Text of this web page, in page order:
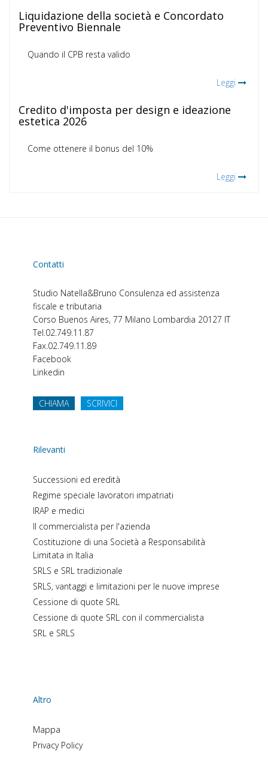
Liquidazione della società e Concordato
Preventivo Biennale
Quando il CPB resta valido
Leggi
Credito d'imposta per design e ideazione
estetica 2026
Come ottenere il bonus del 10%
Leggi
Contatti
Studio Natella&Bruno Consulenza ed assistenza
fiscale e tributaria
Corso Buenos Aires, 77 Milano Lombardia 20127 IT
Tel.02.749.11.87
Fax.02.749.11.89
Facebook
Linkedin
CHIAMA SCRIVICI
Rilevanti
Successioni ed eredità
Regime speciale lavoratori impatriati
IRAP e medici
Il commercialista per l'azienda
Costituzione di una Società a Responsabilità
Limitata in Italia
SRLS e SRL tradizionale
SRLS, vantaggi e limitazioni per le nuove imprese
Cessione di quote SRL
Cessione di quote SRL con il commercialista
SRL e SRLS
Altro
Mappa
Privacy Policy